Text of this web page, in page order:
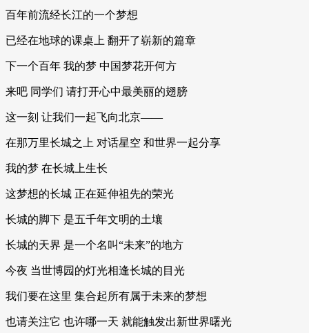
百年前流经长江的一个梦想
已经在地球的课桌上 翻开了崭新的篇章
下一个百年 我的梦 中国梦花开何方
来吧 同学们 请打开心中最美丽的翅膀
这一刻 让我们一起飞向北京——
在那万里长城之上 对话星空 和世界一起分享
我的梦 在长城上生长
这梦想的长城 正在延伸祖先的荣光
长城的脚下 是五千年文明的土壤
长城的天界 是一个名叫“未来”的地方
今夜 当世博园的灯光相逢长城的目光
我们要在这里 集合起所有属于未来的梦想
也请关注它 也许哪一天 就能触发出新世界曙光